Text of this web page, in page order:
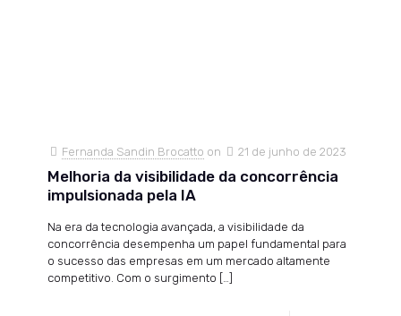
Fernanda Sandin Brocatto on 21 de junho de 2023
Melhoria da visibilidade da concorrência
impulsionada pela IA
Na era da tecnologia avançada, a visibilidade da
concorrência desempenha um papel fundamental para
o sucesso das empresas em um mercado altamente
competitivo. Com o surgimento […]